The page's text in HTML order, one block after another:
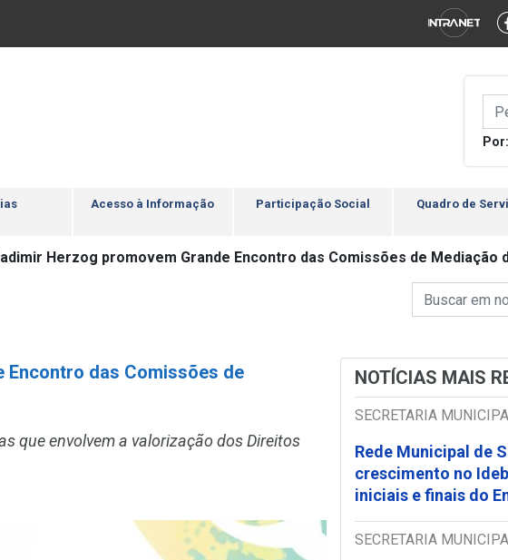
Alternar Alto
sítio)
Por:
Acesso à Informação Participação Social Quadro de
Herzog promovem Grande Encontro das Comissões de Mediação
Campo
Campo de
Encontro das Comissões de
que envolvem a valorização dos Direitos
NOTÍCIAS MAIS
SECRETARIA
Rede Municipal de
crescimento no
iniciais e finais do
SECRETARIA